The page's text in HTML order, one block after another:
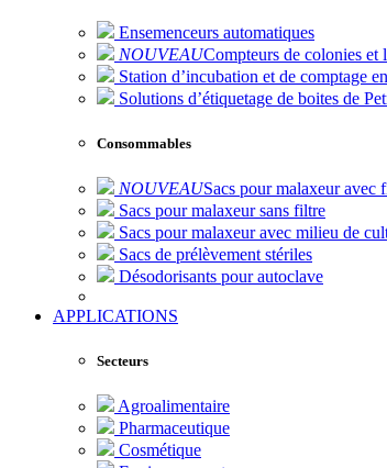
Ensemenceurs automatiques
NOUVEAUCompteurs de colonies et
Station d’incubation et de comptage
Solutions d’étiquetage de boites de
Consommables
NOUVEAUSacs pour malaxeur avec
Sacs pour malaxeur sans filtre
Sacs pour malaxeur avec milieu de
Sacs de prélèvement stériles
Désodorisants pour autoclave
APPLICATIONS
Secteurs
Agroalimentaire
Pharmaceutique
Cosmétique